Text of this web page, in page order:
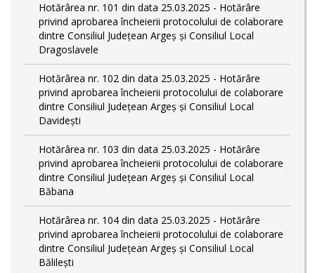
Hotărârea nr. 101 din data 25.03.2025 - Hotărâre
privind aprobarea încheierii protocolului de colaborare
dintre Consiliul Județean Argeș și Consiliul Local
Dragoslavele
Hotărârea nr. 102 din data 25.03.2025 - Hotărâre
privind aprobarea încheierii protocolului de colaborare
dintre Consiliul Județean Argeș și Consiliul Local
Davidești
Hotărârea nr. 103 din data 25.03.2025 - Hotărâre
privind aprobarea încheierii protocolului de colaborare
dintre Consiliul Județean Argeș și Consiliul Local
Băbana
Hotărârea nr. 104 din data 25.03.2025 - Hotărâre
privind aprobarea încheierii protocolului de colaborare
dintre Consiliul Județean Argeș și Consiliul Local
Bălilești